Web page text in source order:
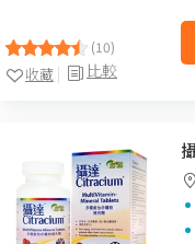
(10)
比較
收藏